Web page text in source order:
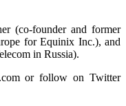
(co-founder and former
for Equinix Inc.), and
in Russia).
or follow on Twitter